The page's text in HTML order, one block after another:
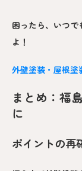
困ったら、いつで
よ！
外壁塗装・屋根塗
まとめ：福
に
ポイントの再